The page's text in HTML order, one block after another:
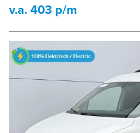
v.a. 403 p/m